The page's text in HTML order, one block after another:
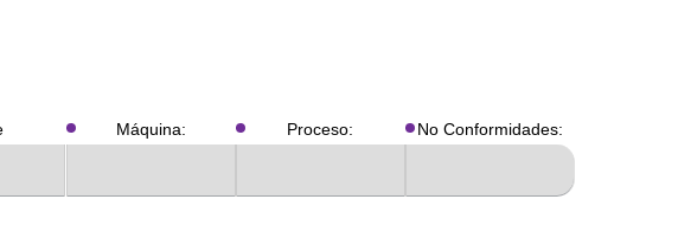
Máquina: Proceso: No Conformidades: